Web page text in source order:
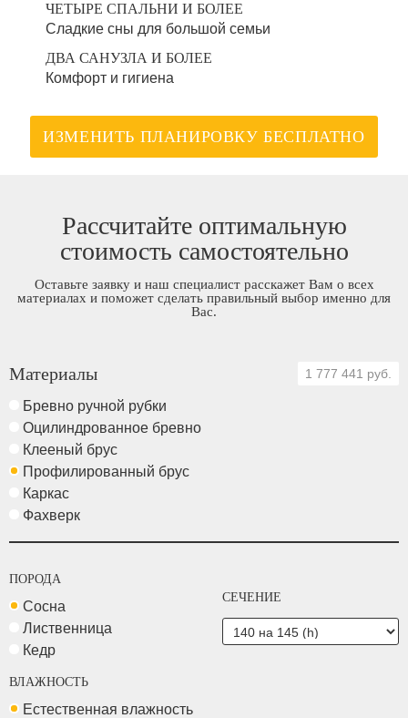
ЧЕТЫРЕ СПАЛЬНИ И БОЛЕЕ
Сладкие сны для большой семьи
ДВА САНУЗЛА И БОЛЕЕ
Комфорт и гигиена
ИЗМЕНИТЬ ПЛАНИРОВКУ БЕСПЛАТНО
Рассчитайте оптимальную
стоимость самостоятельно
Оставьте заявку и наш специалист расскажет Вам о всех
материалах и поможет сделать правильный выбор именно для
Вас.
Материалы 1 777 441 руб.
Бревно ручной рубки
Оцилиндрованное бревно
Клееный брус
Профилированный брус
Каркас
Фахверк
ПОРОДА
Сосна
Лиственница
Кедр
СЕЧЕНИЕ
ВЛАЖНОСТЬ
Естественная влажность